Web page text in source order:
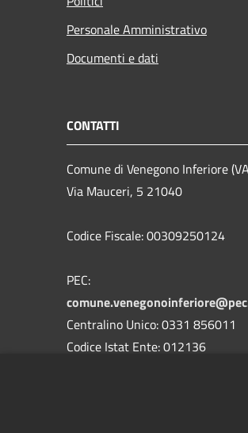
Personale Amministrativo
Documenti e dati
CONTATTI
Comune di Venegono Inferiore
Via Mauceri, 5 21040
Codice Fiscale: 00309250124
PEC:
Centralino Unico: 0331 856011
Codice Istat Ente: 012136